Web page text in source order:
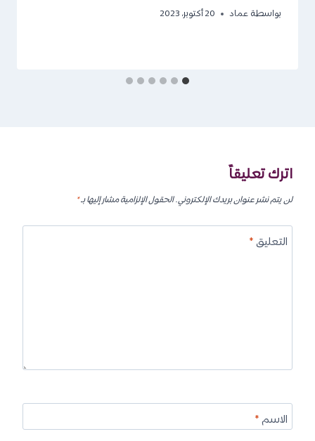
بواسطة عماد 20 أكتوبر، 2023
اترك تعليقاً
لن يتم نشر عنوان بريدك الإلكتروني.الحقول الإلزامية مشار إليها بـ*
التعليق*
الاسم*